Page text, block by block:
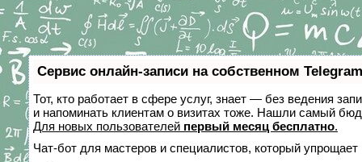
Сервис онлайн-записи на собственном
Тот, кто работает в сфере услуг, знает — без ведения
и напоминать клиентам о визитах тоже. Нашли самый
Для новых пользователей первый месяц бесплатно.
Чат-бот для мастеров и специалистов, который упрощает